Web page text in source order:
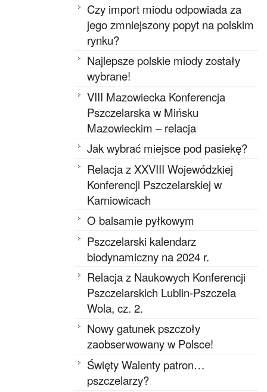
Czy import miodu odpowiada za
jego zmniejszony popyt na polskim
rynku?
Najlepsze polskie miody zostały
wybrane!
VIII Mazowiecka Konferencja
Pszczelarska w Mińsku
Mazowieckim – relacja
Jak wybrać miejsce pod pasiekę?
Relacja z XXVIII Wojewódzkiej
Konferencji Pszczelarskiej w
Karniowicach
O balsamie pyłkowym
Pszczelarski kalendarz
biodynamiczny na 2024 r.
Relacja z Naukowych Konferencji
Pszczelarskich Lublin-Pszczela
Wola, cz. 2.
Nowy gatunek pszczoły
zaobserwowany w Polsce!
Święty Walenty patron…
pszczelarzy?